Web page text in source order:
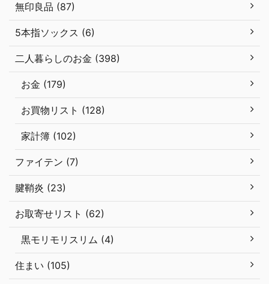
無印良品 (87)
5本指ソックス (6)
二人暮らしのお金 (398)
お金 (179)
お買物リスト (128)
家計簿 (102)
ファイテン (7)
腱鞘炎 (23)
お取寄せリスト (62)
黒モリモリスリム (4)
住まい (105)